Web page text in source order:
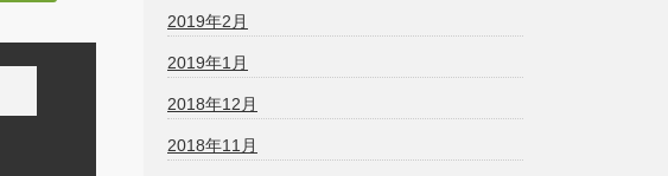
2019年2月
2019年1月
2018年12月
2018年11月